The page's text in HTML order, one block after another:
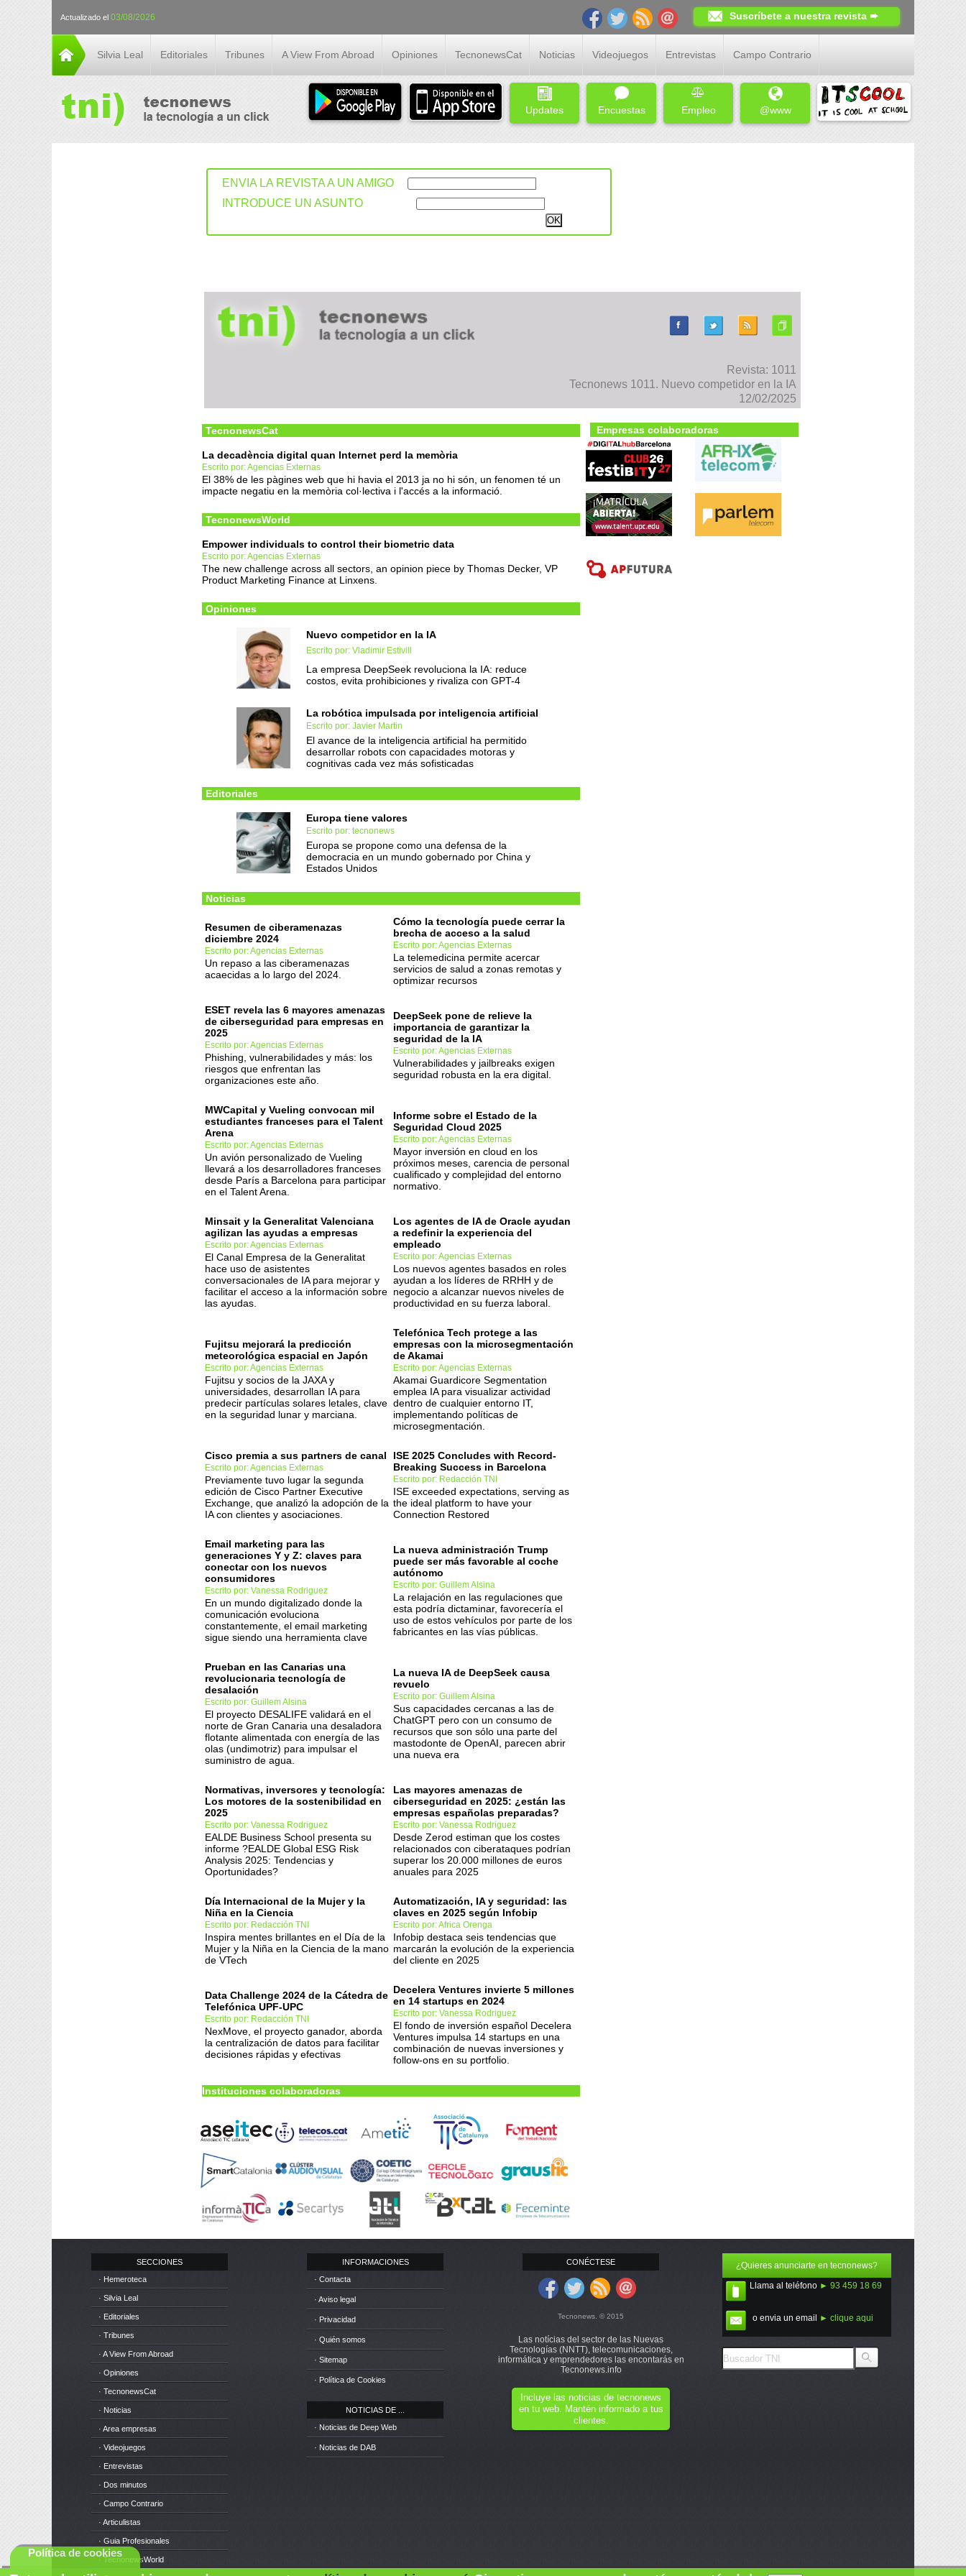
Actualizado el 03/08/2026 Suscríbete a nuestra revista ➨
Silvia Leal Editoriales Tribunes A View From Abroad Opiniones TecnonewsCat Noticias Videojuegos Entrevistas Campo Contrario
Updates Encuestas Empleo @www
ENVIA LA REVISTA A UN AMIGO
INTRODUCE UN ASUNTO
Revista: 1011
Tecnonews 1011. Nuevo competidor en la IA
12/02/2025
TecnonewsCat
La decadència digital quan Internet perd la memòria
Escrito por: Agencias Externas
El 38% de les pàgines web que hi havia el 2013 ja no hi són, un fenomen té un
impacte negatiu en la memòria col·lectiva i l'accés a la informació.
TecnonewsWorld
Empower individuals to control their biometric data
Escrito por: Agencias Externas
The new challenge across all sectors, an opinion piece by Thomas Decker, VP
Product Marketing Finance at Linxens.
Opiniones
Nuevo competidor en la IA
Escrito por: Vladimir Estivill
La empresa DeepSeek revoluciona la IA: reduce
costos, evita prohibiciones y rivaliza con GPT-4
La robótica impulsada por inteligencia artificial
Escrito por: Javier Martin
El avance de la inteligencia artificial ha permitido
desarrollar robots con capacidades motoras y
cognitivas cada vez más sofisticadas
Editoriales
Europa tiene valores
Escrito por: tecnonews
Europa se propone como una defensa de la
democracia en un mundo gobernado por China y
Estados Unidos
Noticias
Resumen de ciberamenazas
diciembre 2024
Escrito por: Agencias Externas
Un repaso a las ciberamenazas
acaecidas a lo largo del 2024.
Cómo la tecnología puede cerrar la
brecha de acceso a la salud
Escrito por: Agencias Externas
La telemedicina permite acercar
servicios de salud a zonas remotas y
optimizar recursos
ESET revela las 6 mayores amenazas
de ciberseguridad para empresas en
2025
Escrito por: Agencias Externas
Phishing, vulnerabilidades y más: los
riesgos que enfrentan las
organizaciones este año.
DeepSeek pone de relieve la
importancia de garantizar la
seguridad de la IA
Escrito por: Agencias Externas
Vulnerabilidades y jailbreaks exigen
seguridad robusta en la era digital.
MWCapital y Vueling convocan mil
estudiantes franceses para el Talent
Arena
Escrito por: Agencias Externas
Un avión personalizado de Vueling
llevará a los desarrolladores franceses
desde París a Barcelona para participar
en el Talent Arena.
Informe sobre el Estado de la
Seguridad Cloud 2025
Escrito por: Agencias Externas
Mayor inversión en cloud en los
próximos meses, carencia de personal
cualificado y complejidad del entorno
normativo.
Minsait y la Generalitat Valenciana
agilizan las ayudas a empresas
Escrito por: Agencias Externas
El Canal Empresa de la Generalitat
hace uso de asistentes
conversacionales de IA para mejorar y
facilitar el acceso a la información sobre
las ayudas.
Los agentes de IA de Oracle ayudan
a redefinir la experiencia del
empleado
Escrito por: Agencias Externas
Los nuevos agentes basados en roles
ayudan a los líderes de RRHH y de
negocio a alcanzar nuevos niveles de
productividad en su fuerza laboral.
Fujitsu mejorará la predicción
meteorológica espacial en Japón
Escrito por: Agencias Externas
Fujitsu y socios de la JAXA y
universidades, desarrollan IA para
predecir partículas solares letales, clave
en la seguridad lunar y marciana.
Telefónica Tech protege a las
empresas con la microsegmentación
de Akamai
Escrito por: Agencias Externas
Akamai Guardicore Segmentation
emplea IA para visualizar actividad
dentro de cualquier entorno IT,
implementando políticas de
microsegmentación.
Cisco premia a sus partners de canal
Escrito por: Agencias Externas
Previamente tuvo lugar la segunda
edición de Cisco Partner Executive
Exchange, que analizó la adopción de la
IA con clientes y asociaciones.
ISE 2025 Concludes with Record-
Breaking Success in Barcelona
Escrito por: Redacción TNI
ISE exceeded expectations, serving as
the ideal platform to have your
Connection Restored
Email marketing para las
generaciones Y y Z: claves para
conectar con los nuevos
consumidores
Escrito por: Vanessa Rodriguez
En un mundo digitalizado donde la
comunicación evoluciona
constantemente, el email marketing
sigue siendo una herramienta clave
La nueva administración Trump
puede ser más favorable al coche
autónomo
Escrito por: Guillem Alsina
La relajación en las regulaciones que
esta podría dictaminar, favorecería el
uso de estos vehículos por parte de los
fabricantes en las vías públicas.
Prueban en las Canarias una
revolucionaria tecnología de
desalación
Escrito por: Guillem Alsina
El proyecto DESALIFE validará en el
norte de Gran Canaria una desaladora
flotante alimentada con energía de las
olas (undimotriz) para impulsar el
suministro de agua.
La nueva IA de DeepSeek causa
revuelo
Escrito por: Guillem Alsina
Sus capacidades cercanas a las de
ChatGPT pero con un consumo de
recursos que son sólo una parte del
mastodonte de OpenAI, parecen abrir
una nueva era
Normativas, inversores y tecnología:
Los motores de la sostenibilidad en
2025
Escrito por: Vanessa Rodriguez
EALDE Business School presenta su
informe ?EALDE Global ESG Risk
Analysis 2025: Tendencias y
Oportunidades?
Las mayores amenazas de
ciberseguridad en 2025: ¿están las
empresas españolas preparadas?
Escrito por: Vanessa Rodriguez
Desde Zerod estiman que los costes
relacionados con ciberataques podrían
superar los 20.000 millones de euros
anuales para 2025
Día Internacional de la Mujer y la
Niña en la Ciencia
Escrito por: Redacción TNI
Inspira mentes brillantes en el Día de la
Mujer y la Niña en la Ciencia de la mano
de VTech
Automatización, IA y seguridad: las
claves en 2025 según Infobip
Escrito por: Africa Orenga
Infobip destaca seis tendencias que
marcarán la evolución de la experiencia
del cliente en 2025
Data Challenge 2024 de la Cátedra de
Telefónica UPF-UPC
Escrito por: Redacción TNI
NexMove, el proyecto ganador, aborda
la centralización de datos para facilitar
decisiones rápidas y efectivas
Decelera Ventures invierte 5 millones
en 14 startups en 2024
Escrito por: Vanessa Rodriguez
El fondo de inversión español Decelera
Ventures impulsa 14 startups en una
combinación de nuevas inversiones y
follow-ons en su portfolio.
Instituciones colaboradoras
Empresas colaboradoras
SECCIONES
· Hemeroteca
· Silvia Leal
· Editoriales
· Tribunes
· A View From Abroad
· Opiniones
· TecnonewsCat
· Noticias
· Area empresas
· Videojuegos
· Entrevistas
· Dos minutos
· Campo Contrario
· Articulistas
· Guia Profesionales
· TecnonewsWorld
INFORMACIONES
· Contacta
· Aviso legal
· Privacidad
· Quién somos
· Sitemap
· Política de Cookies
NOTICIAS DE ...
· Noticias de Deep Web
· Noticias de DAB
CONÉCTESE
Tecnonews. © 2015
Las notícias del sector de las Nuevas
Tecnologías (NNTT), telecomunicaciones,
informática y emprendedores las encontarás en
Tecnonews.info
Incluye las noticias de tecnonews
en tu web. Mantén informado a tus
clientes.
¿Quieres anunciarte en tecnonews?
Llama al teléfono ► 93 459 18 69
o envia un email ► clique aqui
Política de cookies